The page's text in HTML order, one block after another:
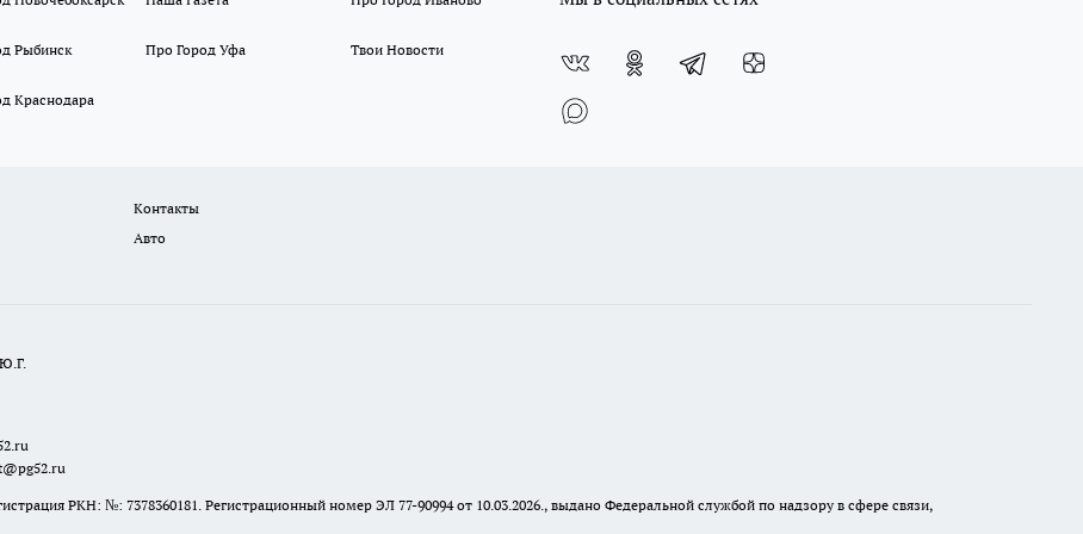
Рыбинск Про Город Уфа Твои Новости
Краснодара
Контакты
Авто
РКН: №: 7378360181. Регистрационный номер ЭЛ 77-90994 от 10.03.2026., выдано Федеральной службой по надзору в сфере связи,